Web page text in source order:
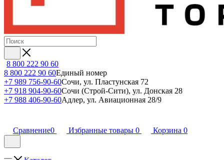
8 800 222 90 60
8 800 222 90 60Единый номер
+7 989 756-90-60Сочи, ул. Пластунская 72
+7 918 904-90-60Сочи (Строй-Сити), ул. Донская 28
+7 988 406-90-60Адлер, ул. Авиационная 28/9
Сравнение0 Избранные товары 0 Корзина 0